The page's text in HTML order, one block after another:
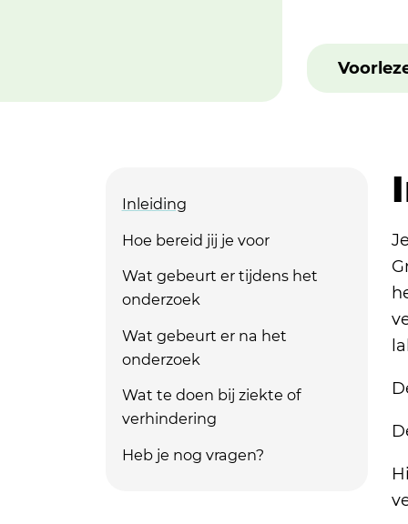
Inleiding
Hoe bereid jij je voor
Wat gebeurt er tijdens het
onderzoek
Wat gebeurt er na het
onderzoek
Wat te doen bij ziekte of
verhindering
Heb je nog vragen?